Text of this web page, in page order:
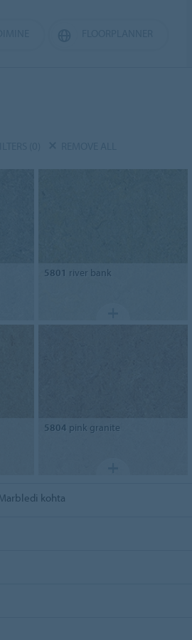
5801 river bank
5804 pink granite
kohta